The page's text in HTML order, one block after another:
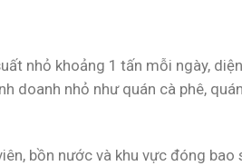
nhỏ khoảng 1 tấn mỗi ngày,
doanh nhỏ như quán cà phê,
bồn nước và khu vực đóng